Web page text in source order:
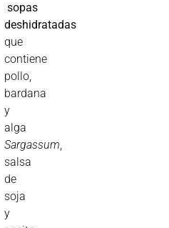
sopas
deshidratadas
que
contiene
pollo,
bardana
y
alga
Sargassum
salsa
de
soja
y